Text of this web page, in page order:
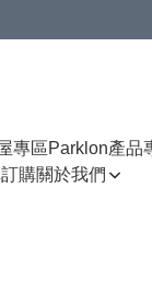
專區Parklon產品
購關於我們